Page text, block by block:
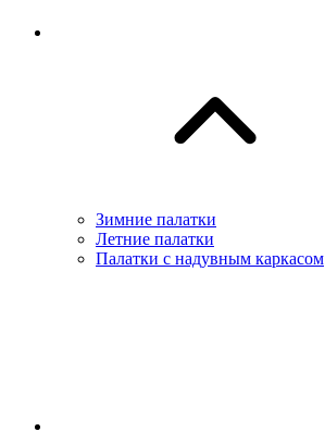
Зимние палатки
Летние палатки
Палатки с надувным каркасом